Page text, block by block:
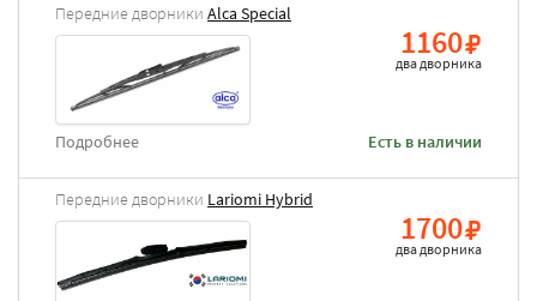
Передние дворники Alca Special
1160
два дворника
Есть в наличии
Подробнее
Передние дворники Lariomi Hybrid
1700
два дворника